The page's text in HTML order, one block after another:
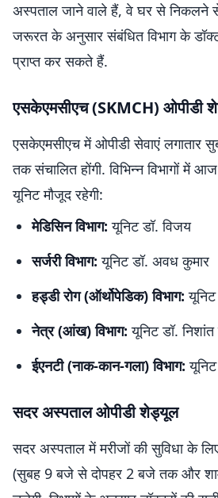
अस्पताल जाने वाले हैं, वे घर से निकलने
जरूरत के अनुसार संबंधित विभाग के
प्राप्त कर सकते हैं.
एसकेएमसीएच (SKMCH) ओपीडी
एसकेएमसीएच में ओपीडी सेवाएं लगातार
तक संचालित होंगी. विभिन्न विभागों में
यूनिट मौजूद रहेगी:
मेडिसिन विभाग: यूनिट डॉ. विजय
सर्जरी विभाग: यूनिट डॉ. अवध कुमार
हड्डी रोग (ऑर्थोपेडिक) विभाग:
नेत्र (आंख) विभाग: यूनिट डॉ.
ईएनटी (नाक-कान-गला) विभाग:
सदर अस्पताल ओपीडी शेड्यूल
सदर अस्पताल में मरीजों की सुविधा के
(सुबह 9 बजे से दोपहर 2 बजे तक और